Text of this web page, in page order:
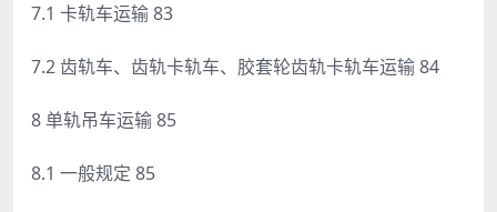
7.1 卡轨车运输 83
7.2 齿轨车、齿轨卡轨车、胶套轮齿轨卡轨车运输 84
8 单轨吊车运输 85
8.1 一般规定 85